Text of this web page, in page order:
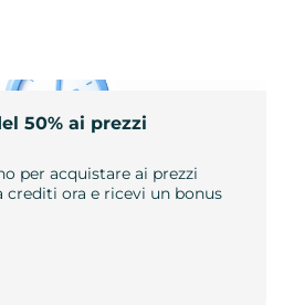
50% ai prezzi
per acquistare ai prezzi
crediti ora e ricevi un bonus